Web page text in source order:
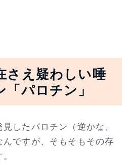
さえ疑わしい唾
パロチン」
したパロチン（逆かな、
ですが、そもそもその存